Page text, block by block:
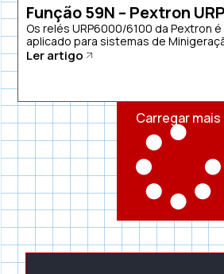
Função 59N – Pextron
Os relés URP6000/6100 da Pextron
aplicado para sistemas de
Ler artigo
Carregar mais